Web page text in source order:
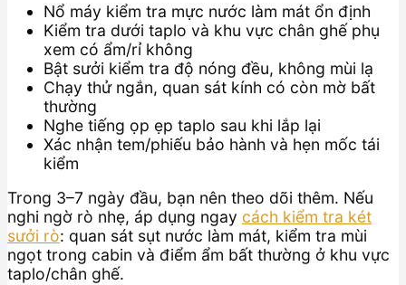
Nổ máy kiểm tra mực nước làm mát ổn định
Kiểm tra dưới taplo và khu vực chân ghế phụ
xem có ẩm/rỉ không
Bật sưởi kiểm tra độ nóng đều, không mùi lạ
Chạy thử ngắn, quan sát kính có còn mờ bất
thường
Nghe tiếng ọp ẹp taplo sau khi lắp lại
Xác nhận tem/phiếu bảo hành và hẹn mốc tái
kiểm
Trong 3–7 ngày đầu, bạn nên theo dõi thêm. Nếu
nghi ngờ rò nhẹ, áp dụng ngay cách kiểm tra két
sưởi rò: quan sát sụt nước làm mát, kiểm tra mùi
ngọt trong cabin và điểm ẩm bất thường ở khu vực
taplo/chân ghế.